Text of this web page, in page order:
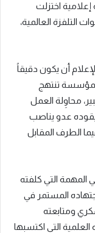
إعلامية اختزلت
التلفزة العالمية،
أن يكون دقيقاً
مؤسسة تنتهج
محاوِلة العمل
عدو يناصب
الطرف المقابل
المهمة التي كلفته
المستمر في
ومتابعته
العلمية التي اكتسبها